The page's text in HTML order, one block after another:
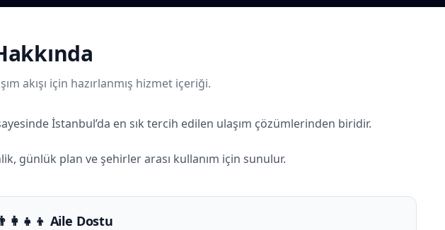
akışı için hazırlanmış hizmet içeriği.
İstanbul’da en sık tercih edilen ulaşım çözümlerinden biridir.
günlük plan ve şehirler arası kullanım için sunulur.
Aile Dostu